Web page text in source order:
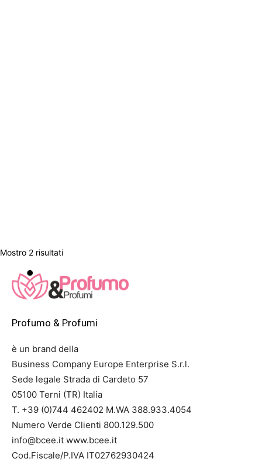
Mostro 2 risultati
Profumo & Profumi
è un brand della
Business Company Europe Enterprise S.r.l.
Sede legale Strada di Cardeto 57
05100 Terni (TR) Italia
T. +39 (0)744 462402 M.WA 388.933.4054
Numero Verde Clienti 800.129.500
info@bcee.it www.bcee.it
Cod.Fiscale/P.IVA IT02762930424